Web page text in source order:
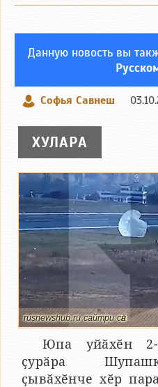
Данную новость вы
Софья Савнеш
ХУЛАРА
rusnewshub.ru сайтри сӑн
Юпа уйӑхӗн
ҫурӑра
ҫывӑхӗнче хӗр